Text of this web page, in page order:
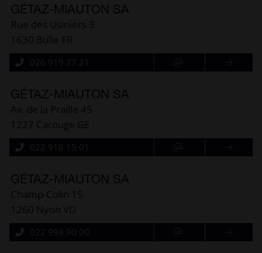
GÉTAZ-MIAUTON SA
Rue des Usiniers 3
1630 Bulle FR
026 919 77 21
GÉTAZ-MIAUTON SA
Av. de la Praille 45
1227 Carouge GE
022 918 15 01
GÉTAZ-MIAUTON SA
Champ-Colin 15
1260 Nyon VD
022 994 90 00